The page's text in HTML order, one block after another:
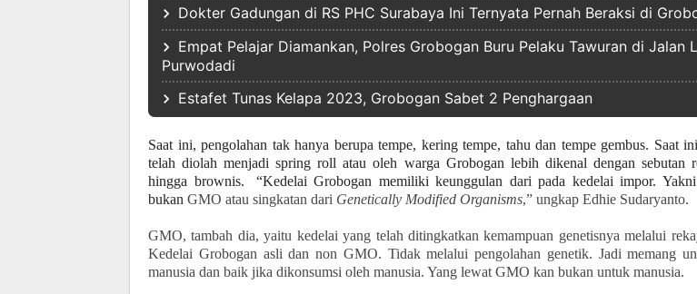
Dokter Gadungan di RS PHC Surabaya Ini Ternyata Pernah Beraksi di
Empat Pelajar Diamankan, Polres Grobogan Buru Pelaku Tawuran di Jalan
Purwodadi
Estafet Tunas Kelapa 2023, Grobogan Sabet 2 Penghargaan
Saat ini, pengolahan tak hanya berupa tempe, kering tempe, tahu dan tempe gembus. Saat
telah diolah menjadi spring roll atau oleh warga Grobogan lebih dikenal dengan sebutan
hingga brownis.
“Kedelai Grobogan memiliki keunggulan dari pada kedelai impor.
bukan GMO atau singkatan dari Genetically Modified Organisms,” ungkap Edhie Sudaryanto.
GMO, tambah dia, yaitu kedelai yang telah ditingkatkan kemampuan genetisnya melalui
Kedelai Grobogan asli dan non GMO. Tidak melalui pengolahan genetik. Jadi memang
manusia dan baik jika dikonsumsi oleh manusia. Yang lewat GMO kan bukan untuk manusia.